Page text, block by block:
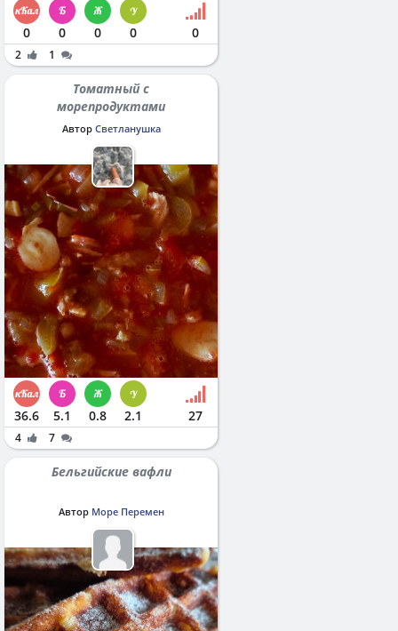
0 0 0 0 0
2 1
Томатный с
морепродуктами
Автор Светланушка
36.6 5.1 0.8 2.1 27
4 7
Бельгийские вафли
Автор Море Перемен